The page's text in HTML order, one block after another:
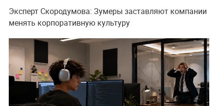
Эксперт Скородумова: Зумеры заставляют компании
менять корпоративную культуру